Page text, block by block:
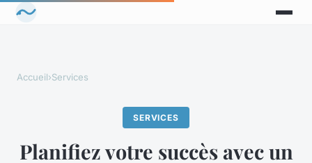
Accueil›Services
SERVICES
Planifiez votre succès avec un